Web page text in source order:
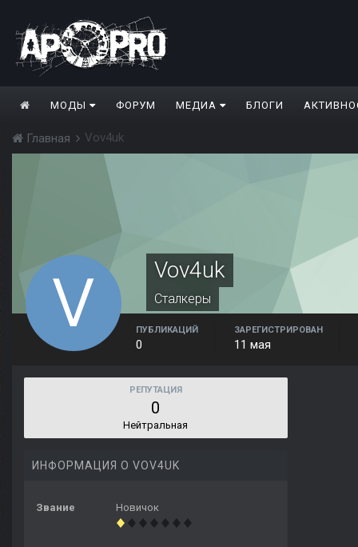
МОДЫ ФОРУМ МЕДИА БЛОГИ
Главная Vov4uk
Vov4uk
Сталкеры
ПУБЛИКАЦИЙ
0
ЗАРЕГИСТРИРОВАН
11 мая
РЕПУТАЦИЯ
0
Нейтральная
ИНФОРМАЦИЯ О VOV4UK
Звание Новичок